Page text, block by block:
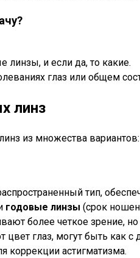
линзы, и если да, то какие.
глаз или общем
линз
из множества вариантов:
тип,
годовые линзы (срок
более четкое зрение,
цвет глаз, могут быть как с
коррекции астигматизма.